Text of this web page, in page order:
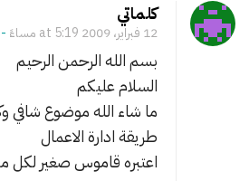
ف
ر
ي
ق
ا
ل
ع
كلماتي
12 فبراير، 2009 at 5:19 مساءً - ‎رد
بسم الله الرحمن الرحيم
السلام عليكم
ما شاء الله موضوع شافي
طريقة ادارة الاعمال
اعتبره قاموس صغير لكل